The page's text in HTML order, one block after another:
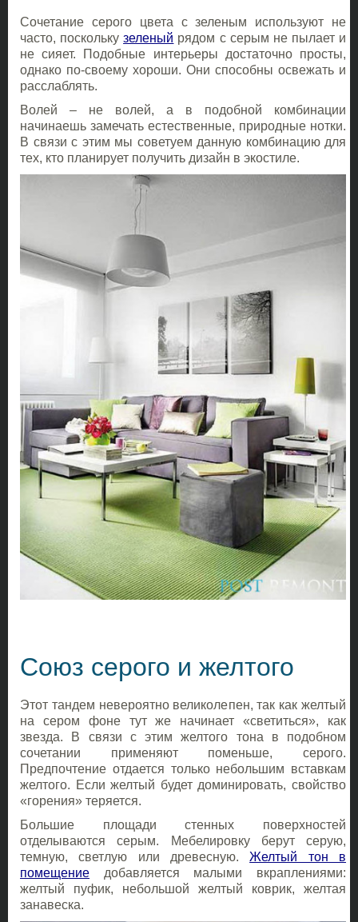
Сочетание серого цвета с зеленым используют не
часто, посколькузеленый рядом с серым не пылает и
не сияет. Подобные интерьеры достаточно просты,
однако по-своему хороши. Они способны освежать и
расслаблять.
Волей – не волей, а в подобной комбинации
начинаешь замечать естественные, природные нотки.
В связи с этим мы советуем данную комбинацию для
тех, кто планирует получить дизайн в экостиле.
Союз серого и желтого
Этот тандем невероятно великолепен, так как желтый
на сером фоне тут же начинает «светиться», как
звезда. В связи с этим желтого тона в подобном
сочетании применяют поменьше, серого.
Предпочтение отдается только небольшим вставкам
желтого. Если желтый будет доминировать, свойство
«горения» теряется.
Большие площади стенных поверхностей
отделываются серым. Мебелировку берут серую,
темную, светлую или древесную.Желтый тон в
помещение добавляется малыми вкраплениями:
желтый пуфик, небольшой желтый коврик, желтая
занавеска.